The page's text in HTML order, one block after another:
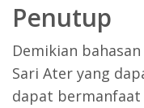
Penutup
Demikian
Sari Ater yang
dapat